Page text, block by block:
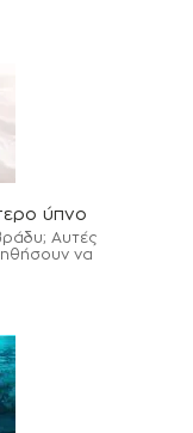
ύπνο
Αυτές
να